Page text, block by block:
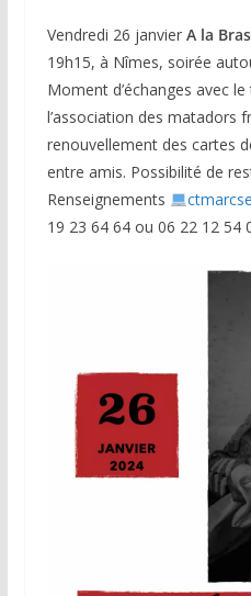
Vendredi 26 janvier A la
19h15, à Nîmes, soirée
Moment d’échanges avec
l’association des matadors
renouvellement des cartes
entre amis. Possibilité de
Renseignements
19 23 64 64 ou 06 22 12 54